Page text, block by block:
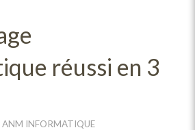
réussi en 3
ANM INFORMATIQUE